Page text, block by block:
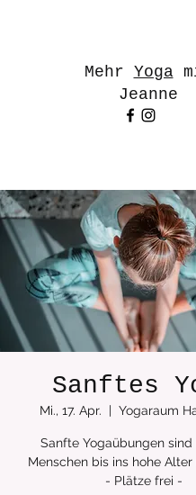
Mehr Yoga
Jeanne
Sanftes
Mi., 17. Apr.
  |
Yogaraum
Sanfte Yogaübungen sind
Menschen bis ins hohe Alter